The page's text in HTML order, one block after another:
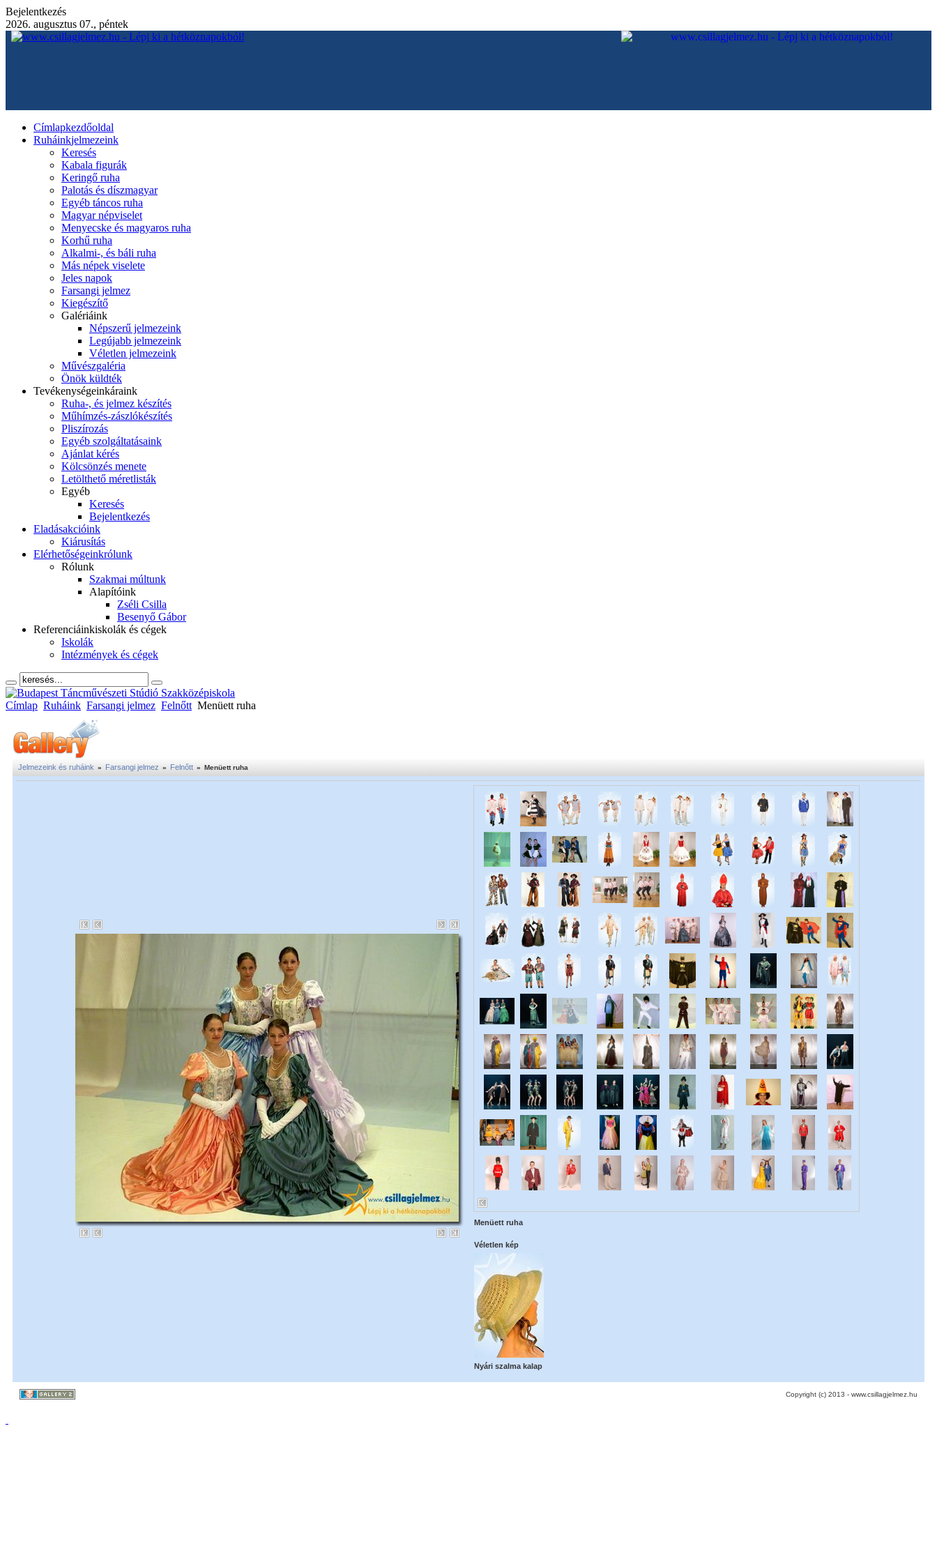
Bejelentkezés
2026. augusztus 07., péntek
Címlapkezdőoldal
Ruháinkjelmezeink
Keresés
Kabala figurák
Keringő ruha
Palotás és díszmagyar
Egyéb táncos ruha
Magyar népviselet
Menyecske és magyaros ruha
Korhű ruha
Alkalmi-, és báli ruha
Más népek viselete
Jeles napok
Farsangi jelmez
Kiegészítő
Galériáink
Népszerű jelmezeink
Legújabb jelmezeink
Véletlen jelmezeink
Művészgaléria
Önök küldték
Tevékenységeinkáraink
Ruha-, és jelmez készítés
Műhímzés-zászlókészítés
Pliszírozás
Egyéb szolgáltatásaink
Ajánlat kérés
Kölcsönzés menete
Letölthető méretlisták
Egyéb
Keresés
Bejelentkezés
Eladásakcióink
Kiárusítás
Elérhetőségeinkrólunk
Rólunk
Szakmai múltunk
Alapítóink
Zséli Csilla
Besenyő Gábor
Referenciáinkiskolák és cégek
Iskolák
Intézmények és cégek
Címlap Ruháink Farsangi jelmez Felnőtt Menüett ruha
Jelmezeink és ruháink » Farsangi jelmez » Felnőtt » Menüett ruha
Menüett ruha
Véletlen kép
Nyári szalma kalap
Copyright (c) 2013 - www.csillagjelmez.hu